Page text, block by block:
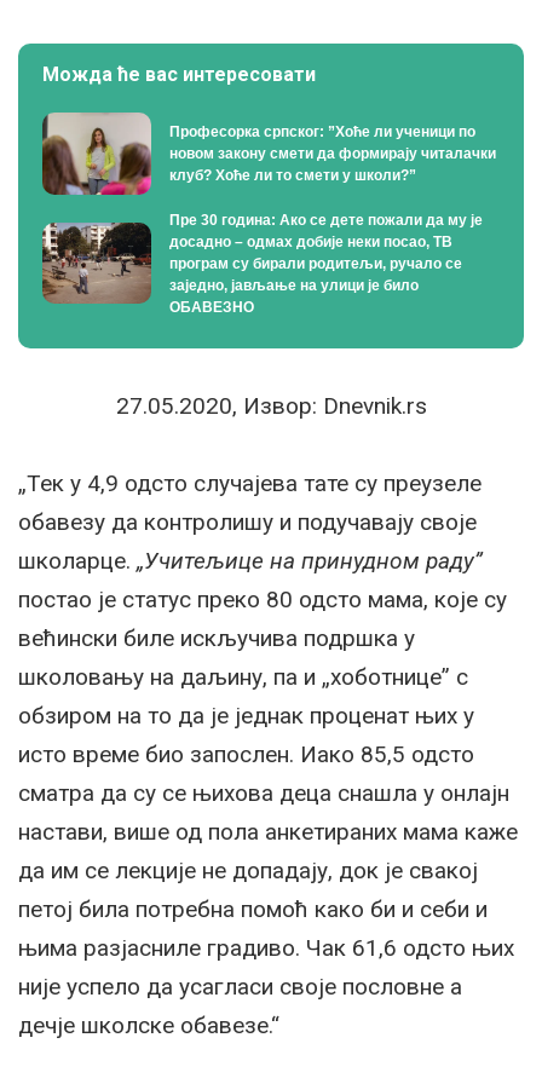
Можда ће вас интересовати
Професорка српског: ”Хоће ли ученици по
новом закону смети да формирају читалачки
клуб? Хоће ли то смети у школи?”
Пре 30 година: Ако се дете пожали да му је
досадно – одмах добије неки посао, ТВ
програм су бирали родитељи, ручало се
заједно, јављање на улици је било
ОБАВЕЗНО
27.05.2020, Извор: Dnevnik.rs
„Тек у 4,9 одсто случајева тате су преузеле
обавезу да контролишу и подучавају своје
школарце. „Учитељице на принудном раду”
постао је статус преко 80 одсто мама, које су
већински биле искључива подршка у
школовању на даљину, па и „хоботнице” с
обзиром на то да је једнак проценат њих у
исто време био запослен. Иако 85,5 одсто
сматра да су се њихова деца снашла у онлајн
настави, више од пола анкетираних мама каже
да им се лекције не допадају, док је свакој
петој била потребна помоћ како би и себи и
њима разјасниле градиво. Чак 61,6 одсто њих
није успело да усагласи своје пословне а
дечје школске обавезе.“